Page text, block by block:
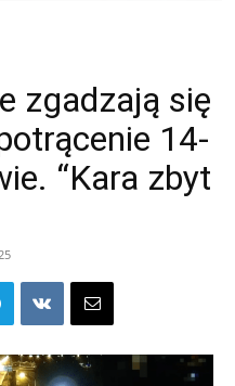
zgadzają się
14-
“Kara zbyt